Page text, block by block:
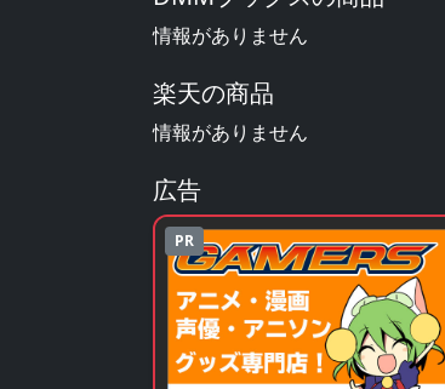
情報がありません
楽天の商品
情報がありません
広告
PR